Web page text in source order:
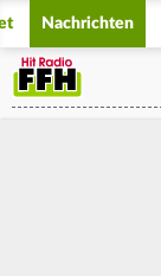
Nachrichten